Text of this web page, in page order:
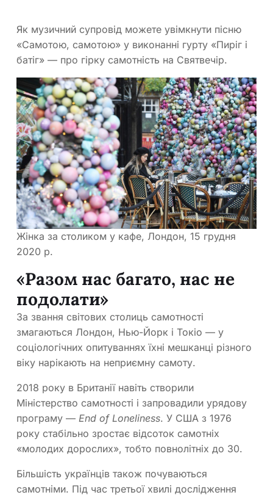
Як музичний супровід можете увімкнути пісню
«Самотою, самотою» у виконанні гурту «Пиріг і
батіг» — про гірку самотність на Святвечір.
Жінка за столиком у кафе, Лондон, 15 грудня
2020 р.
«Разом нас багато, нас не
подолати»
За звання світових столиць самотності
змагаються Лондон, Нью-Йорк і Токіо — у
соціологічних опитуваннях їхні мешканці різного
віку нарікають на неприємну самоту.
2018 року в Британії навіть створили
Міністерство самотності і запровадили урядову
програму — End of Loneliness. У США з 1976
року стабільно зростає відсоток самотніх
«молодих дорослих», тобто повнолітніх до 30.
Більшість українців також почуваються
самотніми. Під час третьої хвилі дослідження